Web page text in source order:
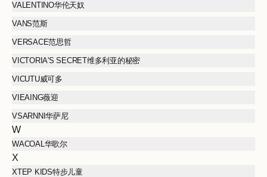
VALENTINO华伦天奴
VANS范斯
VERSACE范思哲
VICTORIA'S SECRET维多利亚的秘密
VICUTU威可多
VIEAING薇迎
VSARNNI华萨尼
W
WACOAL华歌尔
X
XTEP KIDS特步儿童